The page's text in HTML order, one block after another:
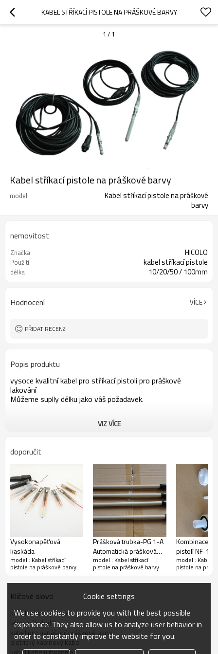
KABEL STŘÍKACÍ PISTOLE NA PRÁŠKOVÉ BARVY
1 / 1
Kabel stříkací pistole na práškové barvy
model
Kabel stříkací pistole na práškové
barvy
nemovitost
Značka HICOLO
Použití kabel stříkací pistole
délka 10/20/50 / 100mm
Hodnocení VÍCE
PŘIDAT RECENZI
Popis produktu
vysoce kvalitní kabel pro stříkací pistoli pro práškové
lakování
Můžeme suplly délku jako váš požadavek.
VIZ VÍCE
doporučit
Vysokonapěťová
kaskáda
model : Kabel stříkací
pistole na práškové barvy
Prášková trubka-PG 1-A
Automatická prášková
pistole
model : Kabel stříkací
pistole na práškové barvy
Kombinace
pistolí NF-18-
model : Kabel
pistole na
Klíčové slovo
kabel stříkací pistole
lakovací kabel
kabel pro nanášení práškové barvy
eletrický kabinový kabel
kabel kabelu itwgema
Cookie settings
We use cookies to provide you with the best possible
experience. They also allow us to analyze user behavior in
order to constantly improve the website for you.